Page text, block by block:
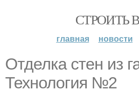
СТРОИТЬ
главная новости
Отделка стен из
Технология №2